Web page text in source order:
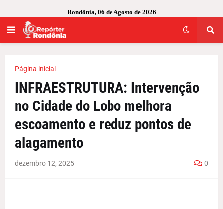
Rondônia, 06 de Agosto de 2026
Página inicial
INFRAESTRUTURA: Intervenção
no Cidade do Lobo melhora
escoamento e reduz pontos de
alagamento
dezembro 12, 2025 0